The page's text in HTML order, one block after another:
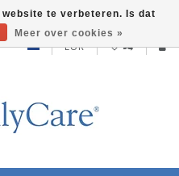
EUR
te verbeteren. Is dat
Meer over cookies »